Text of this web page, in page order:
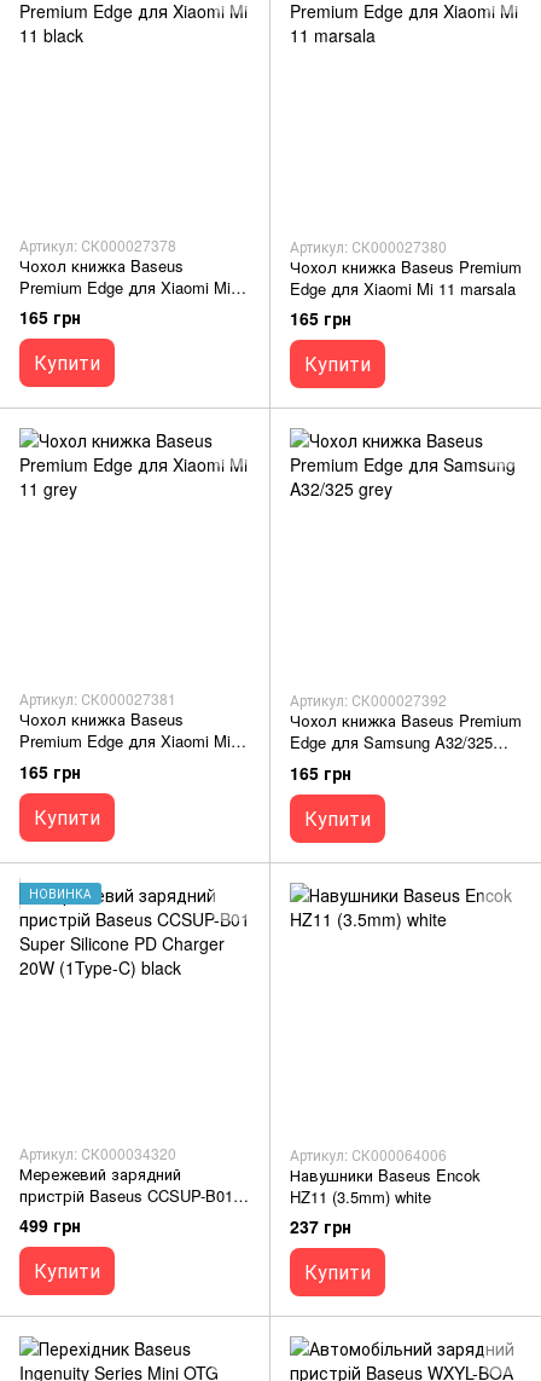
Артикул: СК000027378
Чохол книжка Baseus
Premium Edge для Xiaomi Mi
11 black
165 грн
Купити
Артикул: СК000027380
Чохол книжка Baseus Premium
Edge для Xiaomi Mi 11 marsala
165 грн
Купити
Артикул: СК000027381
Чохол книжка Baseus
Premium Edge для Xiaomi Mi
11 grey
165 грн
Купити
Артикул: СК000027392
Чохол книжка Baseus Premium
Edge для Samsung A32/325
grey
165 грн
Купити
НОВИНКА
Артикул: СК000034320
Мережевий зарядний
пристрій Baseus CCSUP-B01
Super Silicone PD Charger 20W
(1Type-C) black
499 грн
Купити
Артикул: СК000064006
Навушники Baseus Encok
HZ11 (3.5mm) white
237 грн
Купити